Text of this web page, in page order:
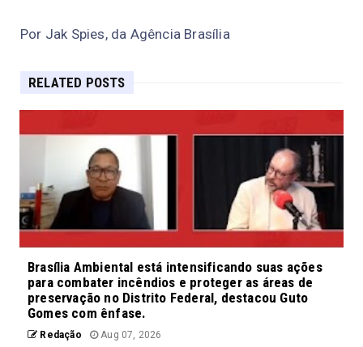
Por Jak Spies, da Agência Brasília
RELATED POSTS
Brasília Ambiental está intensificando suas ações
para combater incêndios e proteger as áreas de
preservação no Distrito Federal, destacou Guto
Gomes com ênfase.
Redação Aug 07, 2026